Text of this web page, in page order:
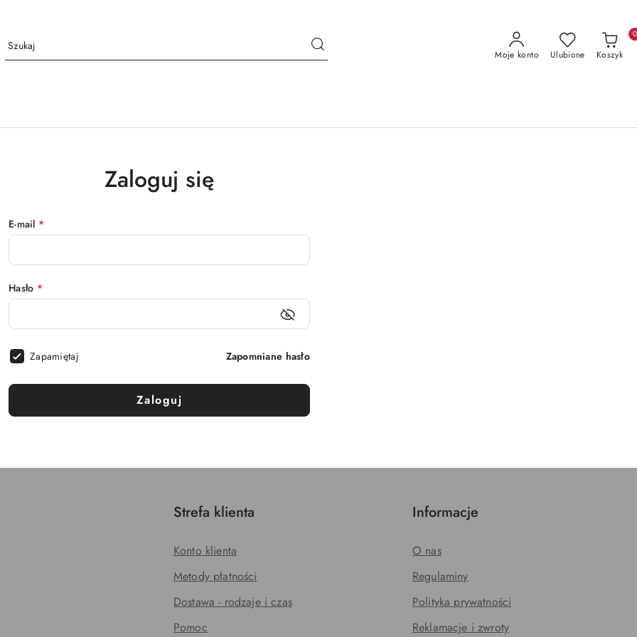
Moje konto Ulubione Koszyk
0
Zaloguj się
E-mail *
Hasło *
Zapamiętaj Zapomniane hasło
Zaloguj
Strefa klienta
Konto klienta
Metody płatności
Dostawa - rodzaje i czas
Pomoc
Informacje
O nas
Regulaminy
Polityka prywatności
Reklamacje i zwroty